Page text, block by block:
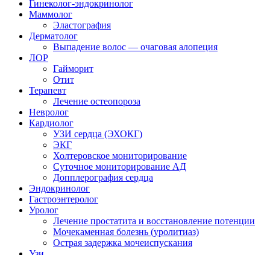
Гинеколог-эндокринолог
Маммолог
Эластография
Дерматолог
Выпадение волос — очаговая алопеция
ЛОР
Гайморит
Отит
Терапевт
Лечение остеопороза
Невролог
Кардиолог
УЗИ сердца (ЭХОКГ)
ЭКГ
Холтеровское мониторирование
Суточное мониторирование АД
Допплерография сердца
Эндокринолог
Гастроэнтеролог
Уролог
Лечение простатита и восстановление потенции
Мочекаменная болезнь (уролитиаз)
Острая задержка мочеиспускания